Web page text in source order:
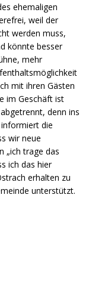
ehemaligen
weil der
werden muss,
könnte besser
mehr
mit ihren Gästen
im Geschäft ist
denn ins
die
wir neue
„ich trage das
ich das hier
erhalten zu
unterstützt.